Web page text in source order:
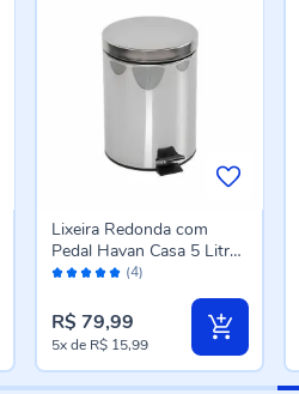
Avaliação: (4)
Lixeira Redonda com
Pedal Havan Casa 5 Litros
- Inox
R$ 79,99
5xde R$ 15,99